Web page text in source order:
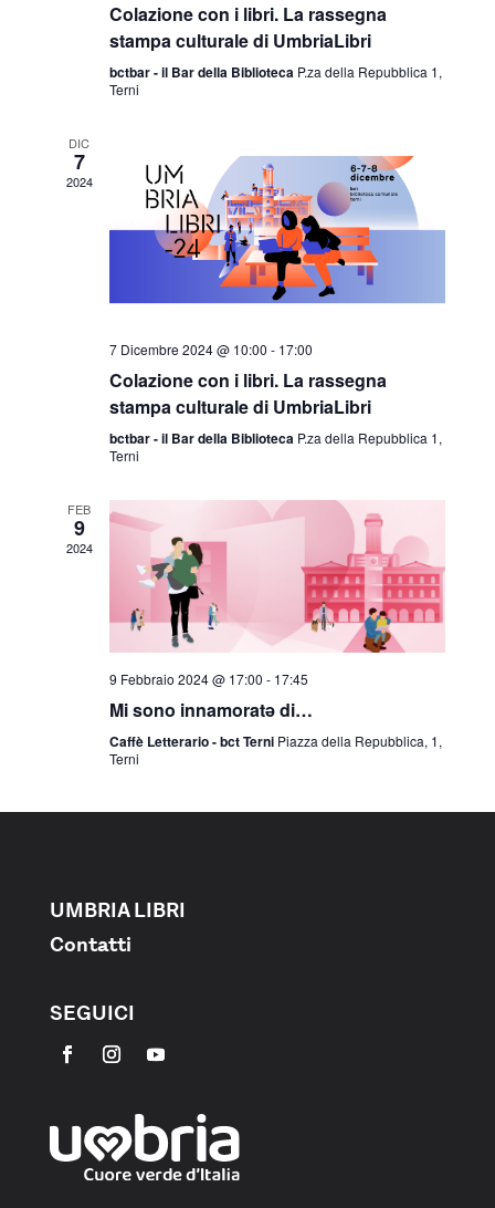
Colazione con i libri. La rassegna
stampa culturale di UmbriaLibri
bctbar - il Bar della Biblioteca P.za della Repubblica 1,
Terni
DIC
7
2024
7 Dicembre 2024 @ 10:00 - 17:00
Colazione con i libri. La rassegna
stampa culturale di UmbriaLibri
bctbar - il Bar della Biblioteca P.za della Repubblica 1,
Terni
FEB
9
2024
9 Febbraio 2024 @ 17:00 - 17:45
Mi sono innamoratə di…
Caffè Letterario - bct Terni Piazza della Repubblica, 1,
Terni
UMBRIA LIBRI
Contatti
SEGUICI